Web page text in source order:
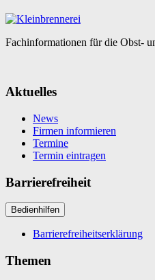
Fachinformationen für die Obst-
Aktuelles
News
Firmen informieren
Termine
Termin eintragen
Barrierefreiheit
Bedienhilfen
Barrierefreiheitserklärung
Themen